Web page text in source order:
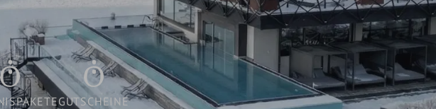
GUTSCHEINE
GUTSCHEINE
WISSENSWERTES /
BUCHUNGSINFORMATIONEN